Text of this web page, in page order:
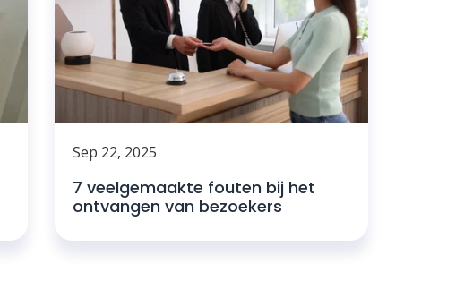
Sep 22, 2025
7 veelgemaakte fouten bij het
ontvangen van bezoekers